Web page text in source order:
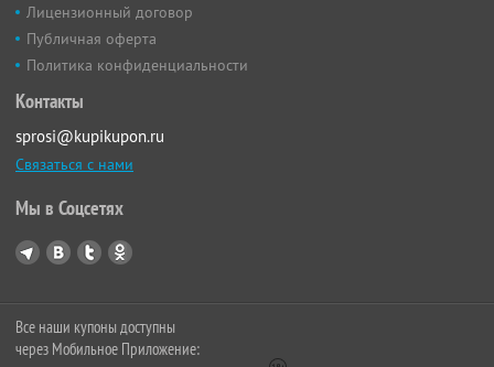
Лицензионный договор
Публичная оферта
Политика конфиденциальности
Контакты
sprosi@kupikupon.ru
Связаться с нами
Мы в Соцсетях
Все наши купоны доступны
через Мобильное Приложение: